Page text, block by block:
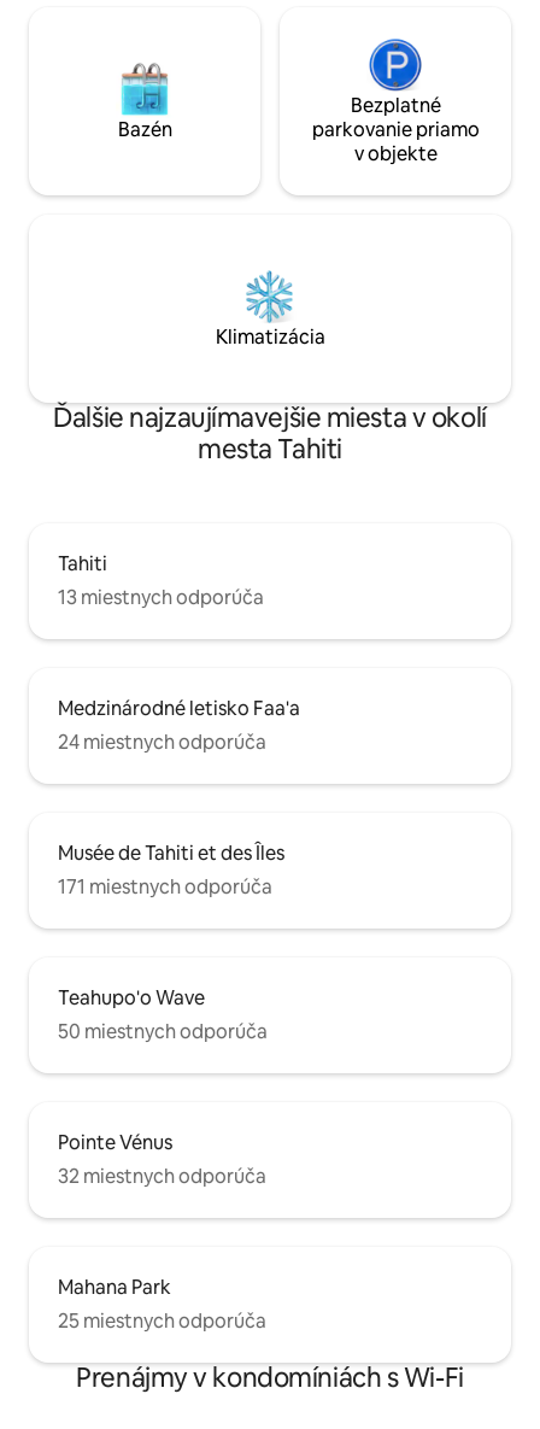
Bazén
Bezplatné
parkovanie priamo
v objekte
Klimatizácia
Ďalšie najzaujímavejšie miesta v okolí
mesta Tahiti
Tahiti
13 miestnych odporúča
Medzinárodné letisko Faa'a
24 miestnych odporúča
Musée de Tahiti et des Îles
171 miestnych odporúča
Teahupo'o Wave
50 miestnych odporúča
Pointe Vénus
32 miestnych odporúča
Mahana Park
25 miestnych odporúča
Prenájmy v kondomíniách s Wi-Fi